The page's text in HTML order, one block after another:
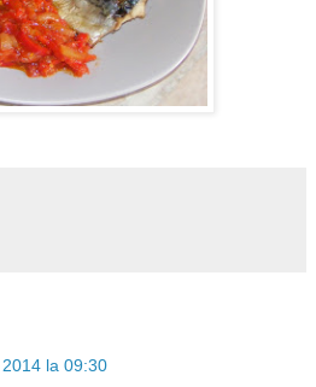
la 09:30